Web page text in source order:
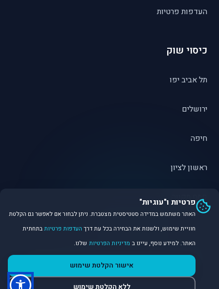
העדפות פרטיות
כיסוי שוק
תל אביב יפו
ירושלים
חיפה
ראשון לציון
פתח תקווה
©
פלטפורמת נתונים ובינה מלאכותית לניתוח שוק הנדל״ן.
פרטיות ו"עוגיות"
האתר משתמש במדידה סטטיסטית מצטברת. ניתן לבחור אם לאפשר גם הקלטת
חוויית שימוש, ולשנות את הבחירה בכל עת דרך העדפות פרטיותבתחתית
האתר. למידע נוסף, עיינו ב מדיניות הפרטיות שלנו.
אישור הקלטת שימוש
ללא הקלטת שימוש